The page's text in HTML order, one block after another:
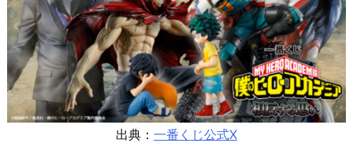
出典： 一番くじ公式X